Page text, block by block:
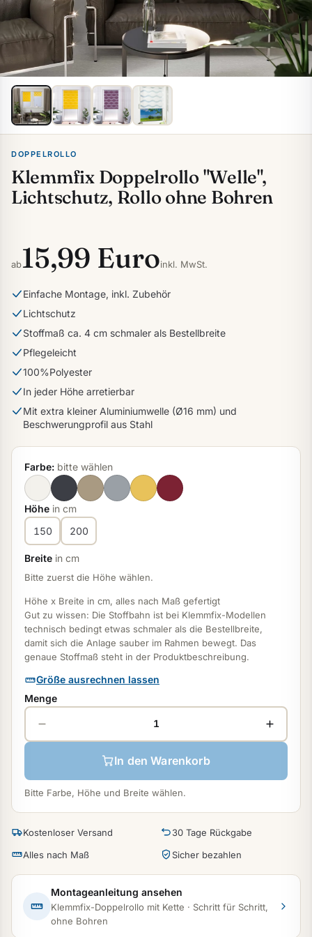
DOPPELROLLO
Klemmfix Doppelrollo "Welle",
Lichtschutz, Rollo ohne Bohren
ab15,99 Euroinkl. MwSt.
Einfache Montage, inkl. Zubehör
Lichtschutz
Stoffmaß ca. 4 cm schmaler als Bestellbreite
Pflegeleicht
100%Polyester
In jeder Höhe arretierbar
Mit extra kleiner Aluminiumwelle (Ø16 mm) und
Beschwerungprofil aus Stahl
Farbe: bitte wählen
Höhe in cm
150
200
Breite in cm
Bitte zuerst die Höhe wählen.
Höhe x Breite in cm, alles nach Maß gefertigt
Gut zu wissen: Die Stoffbahn ist bei Klemmfix-Modellen
technisch bedingt etwas schmaler als die Bestellbreite,
damit sich die Anlage sauber im Rahmen bewegt. Das
genaue Stoffmaß steht in der Produktbeschreibung.
Größe ausrechnen lassen
Menge
In den Warenkorb
Bitte Farbe, Höhe und Breite wählen.
Kostenloser Versand
30 Tage Rückgabe
Alles nach Maß
Sicher bezahlen
Montageanleitung ansehen
Klemmfix-Doppelrollo mit Kette · Schritt für Schritt,
ohne Bohren